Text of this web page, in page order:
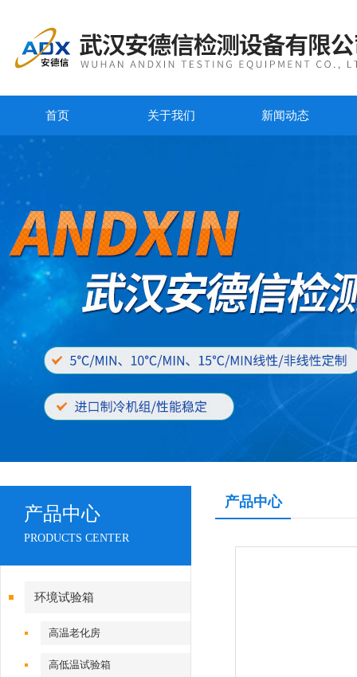
首页 关于我们 新闻动态
产品中心
PRODUCTS CENTER
环境试验箱
高温老化房
高低温试验箱
产品中心